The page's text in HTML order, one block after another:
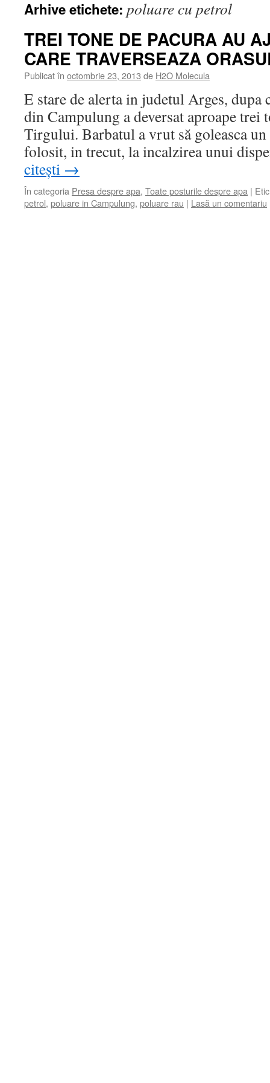
Arhive etichete: poluare cu petrol
TREI TONE DE PACURA AU
CARE TRAVERSEAZA
Publicat în octombrie 23, 2013 de H2O Molecula
E stare de alerta in judetul Arges, dupa
din Campulung a deversat aproape trei
Tirgului. Barbatul a vrut să goleasca
folosit, in trecut, la incalzirea unui
citești →
În categoria Presa despre apa, Toate posturile despre apa |
petrol, poluare in Campulung, poluare rau | Lasă un comentariu